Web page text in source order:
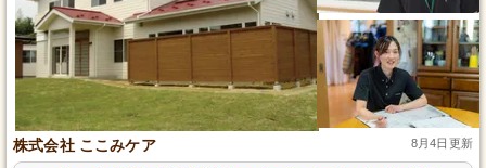
株式会社 ここみケア 8月4日更新